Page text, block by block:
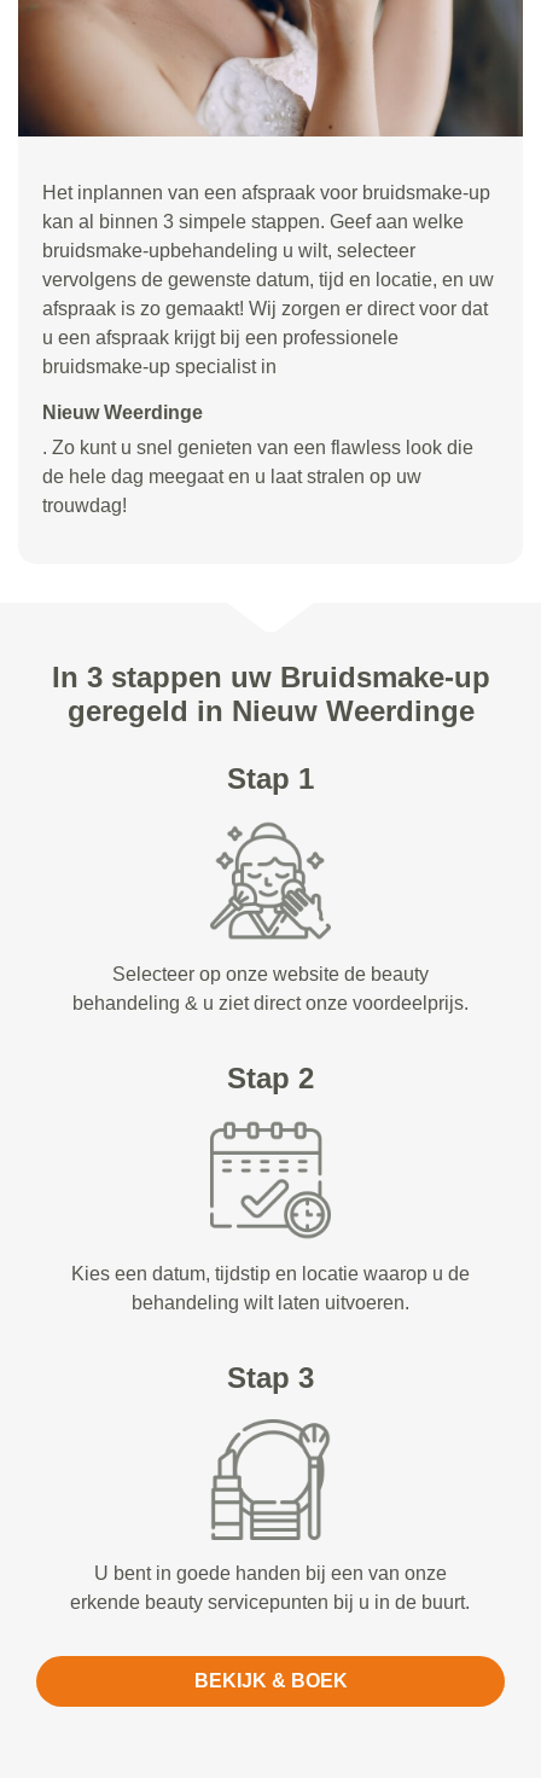
Het inplannen van een afspraak voor bruidsmake-up
kan al binnen 3 simpele stappen. Geef aan welke
bruidsmake-upbehandeling u wilt, selecteer
vervolgens de gewenste datum, tijd en locatie, en uw
afspraak is zo gemaakt! Wij zorgen er direct voor dat
u een afspraak krijgt bij een professionele
bruidsmake-up specialist in
Nieuw Weerdinge
. Zo kunt u snel genieten van een flawless look die
de hele dag meegaat en u laat stralen op uw
trouwdag!
In 3 stappen uw Bruidsmake-up
geregeld in Nieuw Weerdinge
Stap 1
Selecteer op onze website de beauty
behandeling & u ziet direct onze voordeelprijs.
Stap 2
Kies een datum, tijdstip en locatie waarop u de
behandeling wilt laten uitvoeren.
Stap 3
U bent in goede handen bij een van onze
erkende beauty servicepunten bij u in de buurt.
BEKIJK & BOEK